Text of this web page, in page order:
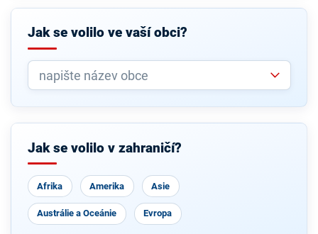
Jak se volilo ve vaší obci?
Jak se volilo v zahraničí?
Afrika Amerika Asie
Austrálie a Oceánie Evropa